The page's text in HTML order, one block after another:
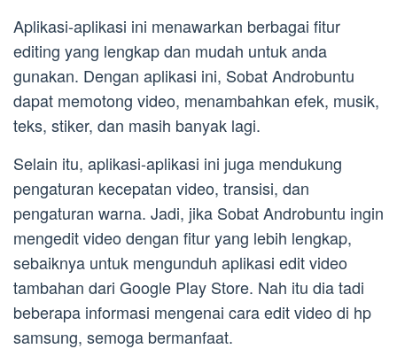
Aplikasi-aplikasi ini menawarkan berbagai fitur
editing yang lengkap dan mudah untuk anda
gunakan. Dengan aplikasi ini, Sobat Androbuntu
dapat memotong video, menambahkan efek, musik,
teks, stiker, dan masih banyak lagi.
Selain itu, aplikasi-aplikasi ini juga mendukung
pengaturan kecepatan video, transisi, dan
pengaturan warna. Jadi, jika Sobat Androbuntu ingin
mengedit video dengan fitur yang lebih lengkap,
sebaiknya untuk mengunduh aplikasi edit video
tambahan dari Google Play Store. Nah itu dia tadi
beberapa informasi mengenai cara edit video di hp
samsung, semoga bermanfaat.